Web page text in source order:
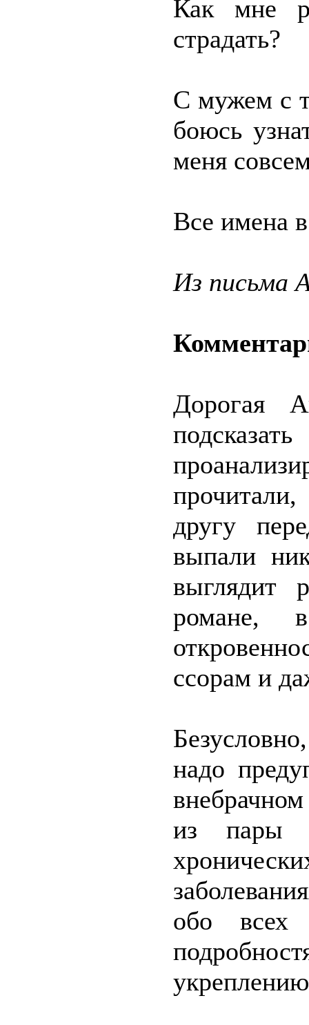
Как мне
страдать?
С мужем с
боюсь
меня
Все имена
Из письма
Дорогая
прочитали,
другу
выпали
выглядит
романе,
ссорам и
надо
из пары
обо